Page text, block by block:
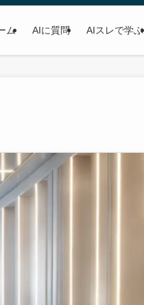
ム AIに質問 AIスレで学ぶ